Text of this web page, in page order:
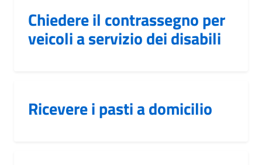
Chiedere il contrassegno per
veicoli a servizio dei disabili
Ricevere i pasti a domicilio